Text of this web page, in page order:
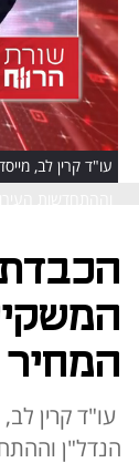
HD
עו"ד קרין לב,
המחיר
עו"ד קרין
הנדל"ן